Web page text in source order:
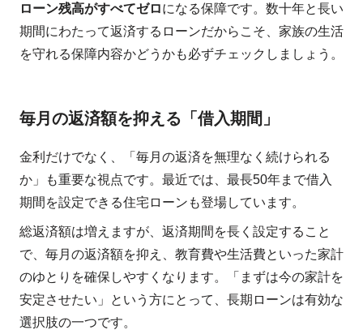
ローン残高がすべてゼロになる保障です。数十年と長い
期間にわたって返済するローンだからこそ、家族の生活
を守れる保障内容かどうかも必ずチェックしましょう。
毎月の返済額を抑える「借入期間」
金利だけでなく、「毎月の返済を無理なく続けられる
か」も重要な視点です。最近では、最長50年まで借入
期間を設定できる住宅ローンも登場しています。
総返済額は増えますが、返済期間を長く設定すること
で、毎月の返済額を抑え、教育費や生活費といった家計
のゆとりを確保しやすくなります。「まずは今の家計を
安定させたい」という方にとって、長期ローンは有効な
選択肢の一つです。